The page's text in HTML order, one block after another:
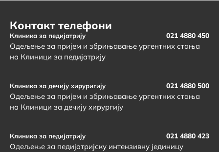
Контакт телефони
Клиника за педијатрију 021 4880 450
Одељење за пријем и збрињавање ургентних стања
на Клиници за педијатрију
Клиника за дечију хируригију 021 4880 500
Одељење за пријем и збрињавање ургентних стања
на Клиници за дечију хирургију
Клиника за педијатрију 021 4880 423
Одељење за педијатријску интензивну јединицу